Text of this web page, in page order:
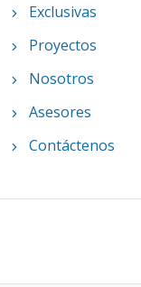
Exclusivas
Proyectos
Nosotros
Asesores
Contáctenos